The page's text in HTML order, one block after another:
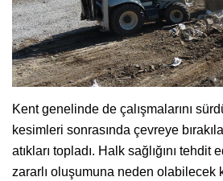
Kent genelinde de çalışmalarını
kesimleri sonrasında çevreye
atıkları topladı. Halk sağlığını
zararlı oluşumuna neden olabilecek